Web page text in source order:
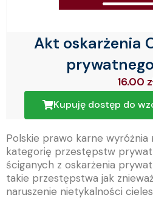
Akt oskarżenia
16.00
Kupuję dostęp do
Polskie prawo karne wyróżnia
kategorię przestępstw
ściganych z oskarżenia
takie przestępstwa jak
naruszenie nietykalności